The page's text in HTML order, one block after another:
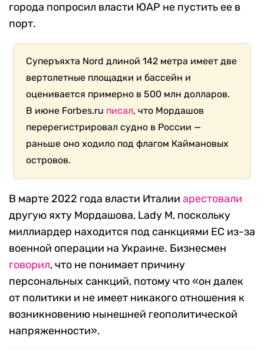
города попросил власти ЮАР не пустить ее в
порт.
Суперъяхта Nord длиной 142 метра имеет две
вертолетные площадки и бассейн и
оценивается примерно в 500 млн долларов.
В июне Forbes.ru писал, что Мордашов
перерегистрировал судно в России —
раньше оно ходило под флагом Каймановых
островов.
В марте 2022 года власти Италии арестовали
другую яхту Мордашова, Lady M, поскольку
миллиардер находится под санкциями ЕС из-за
военной операции на Украине. Бизнесмен
говорил, что не понимает причину
персональных санкций, потому что «он далек
от политики и не имеет никакого отношения к
возникновению нынешней геополитической
напряженности».